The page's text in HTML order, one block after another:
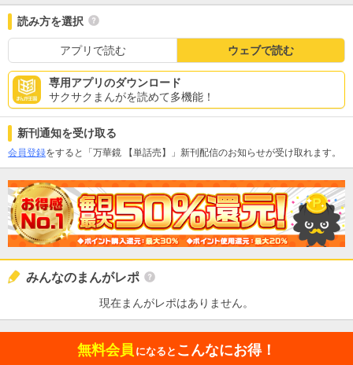
読み方を選択
アプリで読む ウェブで読む
専用アプリのダウンロード
サクサクまんがを読めて多機能！
新刊通知を受け取る
会員登録をすると「万華鏡 【単話売】」新刊配信のお知らせが受け取れます。
みんなのまんがレポ
現在まんがレポはありません。
無料会員 になると こんなにお得！